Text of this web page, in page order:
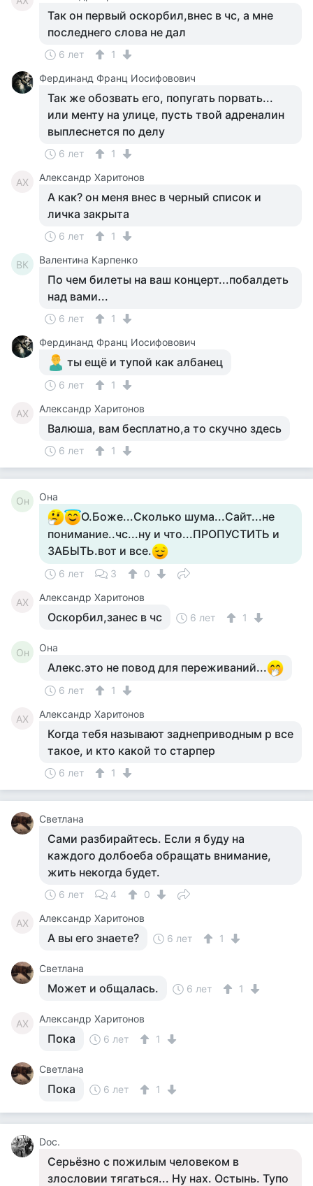
Так он первый оскорбил,внес в чс, а мне
последнего слова не дал
6 лет
1
Фердинанд Франц Иосифовович
Так же обозвать его, попугать порвать...
или менту на улице, пусть твой адреналин
выплеснется по делу
6 лет 1
АХ Александр Харитонов
А как? он меня внес в черный список и
личка закрыта
6 лет 1
ВК Валентина Карпенко
По чем билеты на ваш концерт...побалдеть
над вами...
6 лет
1
Фердинанд Франц Иосифовович
ты ещё и тупой как албанец
6 лет 1
АХ Александр Харитонов
Валюша, вам бесплатно,а то скучно здесь
6 лет 1
Он Она
О.Боже...Сколько шума...Сайт...не
понимание..чс...ну и что...ПРОПУСТИТЬ и
ЗАБЫТЬ.вот и все.
6 лет 3 0
АХ Александр Харитонов
Оскорбил,занес в чс 6 лет 1
Он Она
Алекс.это не повод для переживаний...
6 лет 1
АХ Александр Харитонов
Когда тебя называют заднеприводным р все
такое, и кто какой то старпер
6 лет 1
Светлана
Сами разбирайтесь. Если я буду на
каждого долбоеба обращать внимание,
жить некогда будет.
6 лет 4 0
АХ Александр Харитонов
А вы его знаете? 6 лет 1
Светлана
Может и общалась. 6 лет 1
АХ Александр Харитонов
Пока 6 лет 1
Светлана
Пока 6 лет 1
Doc.
Серьёзно с пожилым человеком в
злословии тягаться... Ну нах. Остынь. Тупо